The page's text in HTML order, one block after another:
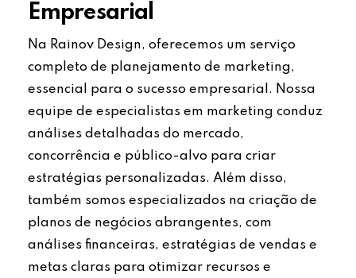
Empresarial
Na Rainov Design, oferecemos um serviço
completo de planejamento de marketing,
essencial para o sucesso empresarial. Nossa
equipe de especialistas em marketing conduz
análises detalhadas do mercado,
concorrência e público-alvo para criar
estratégias personalizadas. Além disso,
também somos especializados na criação de
planos de negócios abrangentes, com
análises financeiras, estratégias de vendas e
metas claras para otimizar recursos e